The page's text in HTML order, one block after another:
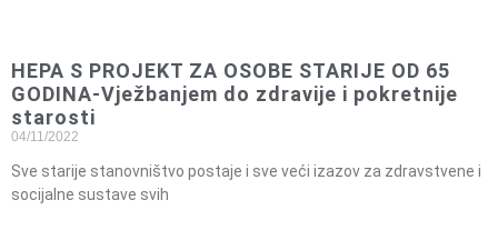
HEPA S PROJEKT ZA OSOBE STARIJE OD 65
GODINA-Vježbanjem do zdravije i pokretnije
starosti
04/11/2022
Sve starije stanovništvo postaje i sve veći izazov za zdravstvene i
socijalne sustave svih